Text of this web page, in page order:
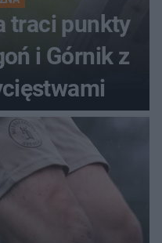
traci punkty
i Górnik z